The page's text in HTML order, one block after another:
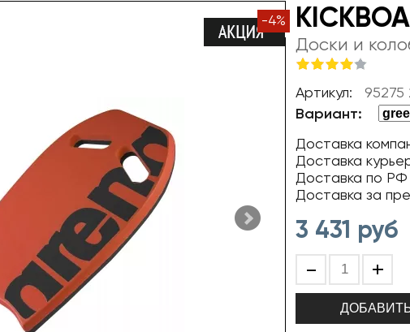
-4%
Доски и
Артикул: 95275
Вариант:
Доставка
Доставка
Доставка по РФ
Доставка за
3 431 руб
- +